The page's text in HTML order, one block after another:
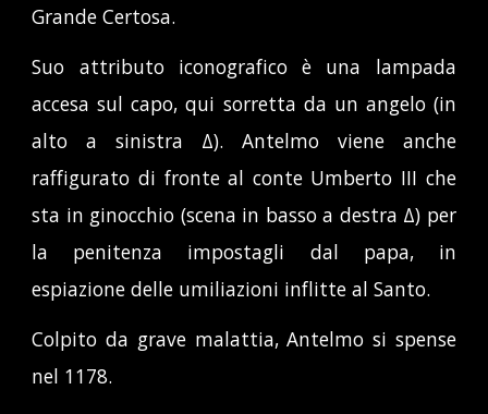
Grande Certosa.
Suo attributo iconografico è una lampada
accesa sul capo, qui sorretta da un angelo (in
alto a sinistra Δ). Antelmo viene anche
raffigurato di fronte al conte Umberto III che
sta in ginocchio (scena in basso a destra Δ) per
la penitenza impostagli dal papa, in
espiazione delle umiliazioni inflitte al Santo.
Colpito da grave malattia, Antelmo si spense
nel 1178.